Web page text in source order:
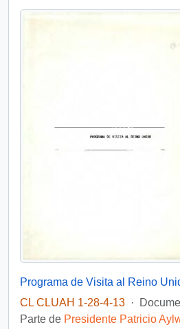
Programa de Visita al Reino
CL CLUAH 1-28-4-13 ·
Parte de Presidente Patricio